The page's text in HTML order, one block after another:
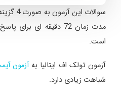
سوالات
مدت زمان 72 دقیقه ای
است.
آزمون تولک اف ایتالیا بهآزمون
شباهت زیادی دارد.